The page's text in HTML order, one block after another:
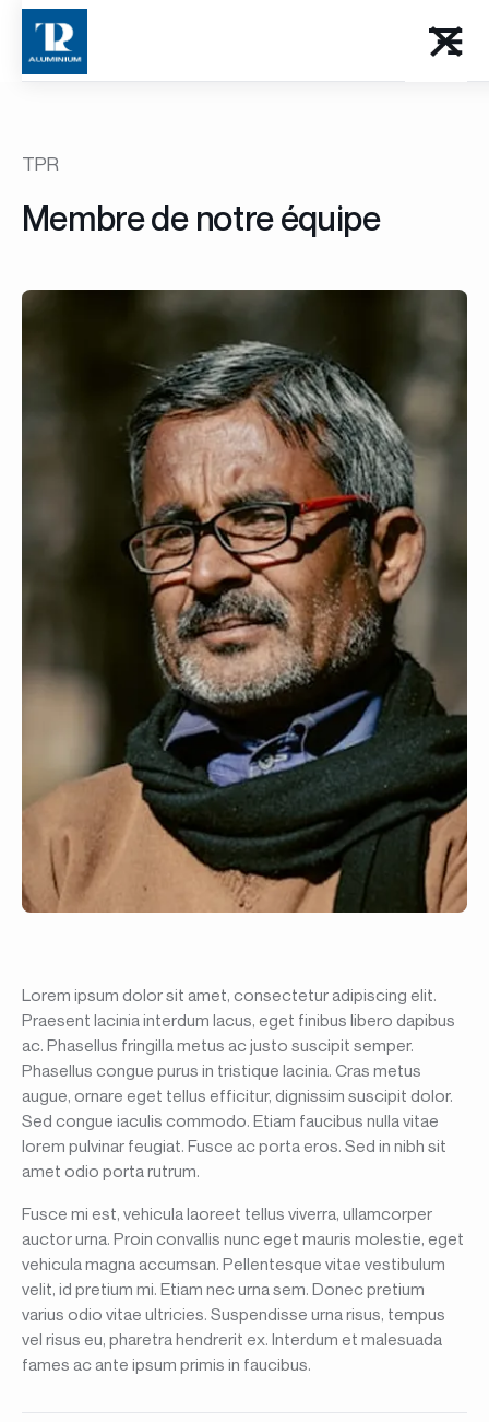
TPR
Membre de notre équipe
Lorem ipsum dolor sit amet, consectetur adipiscing elit.
Praesent lacinia interdum lacus, eget finibus libero dapibus
ac. Phasellus fringilla metus ac justo suscipit semper.
Phasellus congue purus in tristique lacinia. Cras metus
augue, ornare eget tellus efficitur, dignissim suscipit dolor.
Sed congue iaculis commodo. Etiam faucibus nulla vitae
lorem pulvinar feugiat. Fusce ac porta eros. Sed in nibh sit
amet odio porta rutrum.
Fusce mi est, vehicula laoreet tellus viverra, ullamcorper
auctor urna. Proin convallis nunc eget mauris molestie, eget
vehicula magna accumsan. Pellentesque vitae vestibulum
velit, id pretium mi. Etiam nec urna sem. Donec pretium
varius odio vitae ultricies. Suspendisse urna risus, tempus
vel risus eu, pharetra hendrerit ex. Interdum et malesuada
fames ac ante ipsum primis in faucibus.